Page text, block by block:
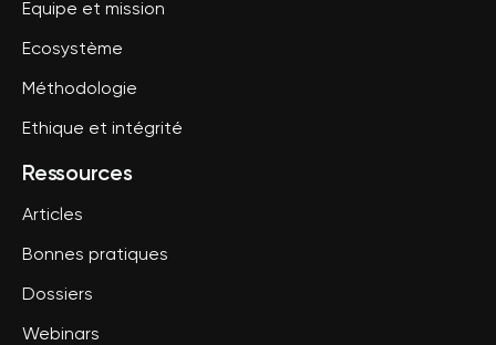
Equipe et mission
Ecosystème
Méthodologie
Ethique et intégrité
Ressources
Articles
Bonnes pratiques
Dossiers
Webinars